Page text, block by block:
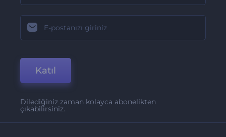
Katıl
Dilediğiniz zaman kolayca abonelikten
çıkabilirsiniz.